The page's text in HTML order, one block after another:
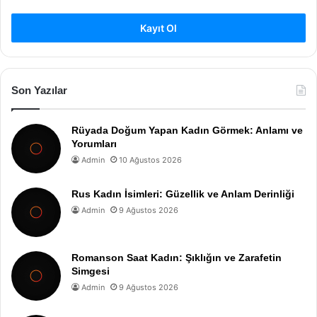
Kayıt Ol
Son Yazılar
Rüyada Doğum Yapan Kadın Görmek: Anlamı ve
Yorumları
Admin 10 Ağustos 2026
Rus Kadın İsimleri: Güzellik ve Anlam Derinliği
Admin 9 Ağustos 2026
Romanson Saat Kadın: Şıklığın ve Zarafetin
Simgesi
Admin 9 Ağustos 2026